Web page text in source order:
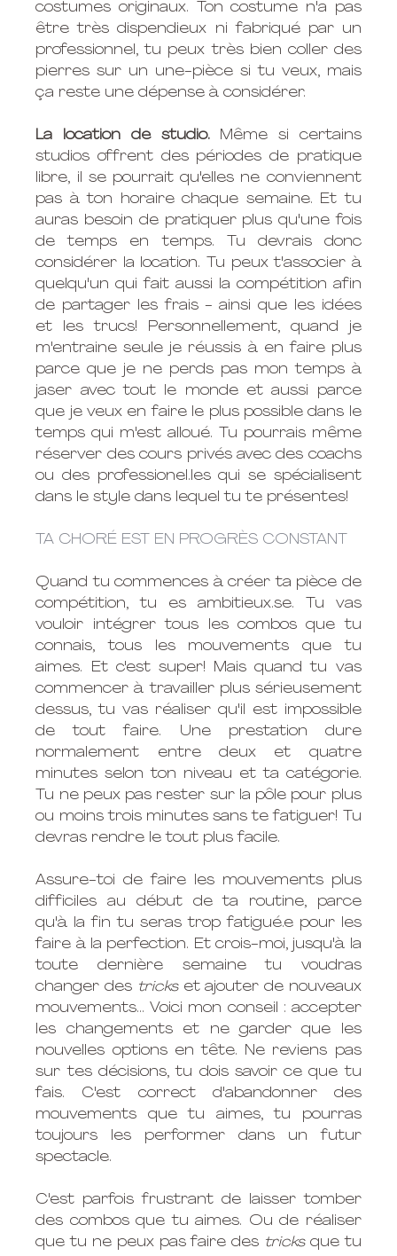
costumes originaux. Ton costume n'a pas
être très dispendieux ni fabriqué par un
professionnel, tu peux très bien coller des
pierres sur un une-pièce si tu veux, mais
ça reste une dépense à considérer.
La location de studio.
Même si certains
studios offrent des périodes de pratique
libre, il se pourrait qu'elles ne conviennent
pas à ton horaire chaque semaine. Et tu
auras besoin de pratiquer plus qu'une fois
de temps en temps. Tu devrais donc
considérer la location. Tu peux t'associer à
quelqu'un qui fait aussi la compétition afin
de partager les frais - ainsi que les idées
et les trucs! Personnellement, quand je
m'entraine seule je réussis à en faire plus
parce que je ne perds pas mon temps à
jaser avec tout le monde et aussi parce
que je veux en faire le plus possible dans le
temps qui m'est alloué. Tu pourrais même
réserver des cours privés avec des coachs
ou des professionel.les qui se spécialisent
dans le style dans lequel tu te présentes!
TA CHORÉ EST EN PROGRÈS CONSTANT
Quand tu commences à créer ta pièce de
compétition, tu es ambitieux.se. Tu vas
vouloir intégrer tous les combos que tu
connais, tous les mouvements que tu
aimes. Et c'est super! Mais quand tu vas
commencer à travailler plus sérieusement
dessus, tu vas réaliser qu'il est impossible
de tout faire. Une prestation dure
normalement entre deux et quatre
minutes selon ton niveau et ta catégorie.
Tu ne peux pas rester sur la pôle pour plus
ou moins trois minutes sans te fatiguer! Tu
devras rendre le tout plus facile.
Assure-toi de faire les mouvements plus
difficiles au début de ta routine, parce
qu'à la fin tu seras trop fatigué.e pour les
faire à la perfection. Et crois-moi, jusqu'à la
toute dernière semaine tu voudras
changer des tricks et ajouter de nouveaux
mouvements... Voici mon conseil : accepter
les changements et ne garder que les
nouvelles options en tête. Ne reviens pas
sur tes décisions, tu dois savoir ce que tu
fais. C'est correct d'abandonner des
mouvements que tu aimes, tu pourras
toujours les performer dans un futur
spectacle.
C'est parfois frustrant de laisser tomber
des combos que tu aimes. Ou de réaliser
que tu ne peux pas faire des tricks que tu